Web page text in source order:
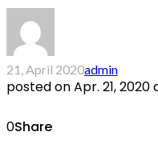
21, April 2020admin
posted onApr. 21, 2020
0Share